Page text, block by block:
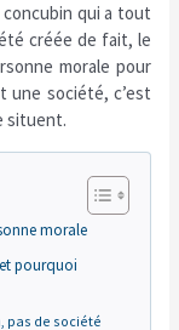
qui a tout
créée de fait, le
morale pour
une société, c’est
situent.
morale
pourquoi
pas de société